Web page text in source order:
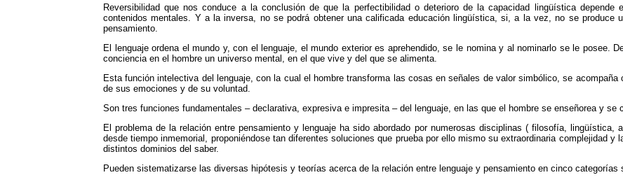
Reversibilidad que nos conduce a la conclusión de que la perfectibilidad o deterioro de la capacidad lingüística depende
contenidos mentales. Y a la inversa, no se podrá obtener una calificada educación lingüística, si, a la vez, no se produce
pensamiento.
El lenguaje ordena el mundo y, con el lenguaje, el mundo exterior es aprehendido, se le nomina y al nominarlo se le posee.
conciencia en el hombre un universo mental, en el que vive y del que se alimenta.
Esta función intelectiva del lenguaje, con la cual el hombre transforma las cosas en señales de valor simbólico, se
de sus emociones y de su voluntad.
Son tres funciones fundamentales – declarativa, expresiva e impresita – del lenguaje, en las que el hombre se enseñorea y se
El problema de la relación entre pensamiento y lenguaje ha sido abordado por numerosas disciplinas ( filosofía,
desde tiempo inmemorial, proponiéndose tan diferentes soluciones que prueba por ello mismo su extraordinaria complejidad y
distintos dominios del saber.
Pueden sistematizarse las diversas hipótesis y teorías acerca de la relación entre lenguaje y pensamiento en cinco categorías